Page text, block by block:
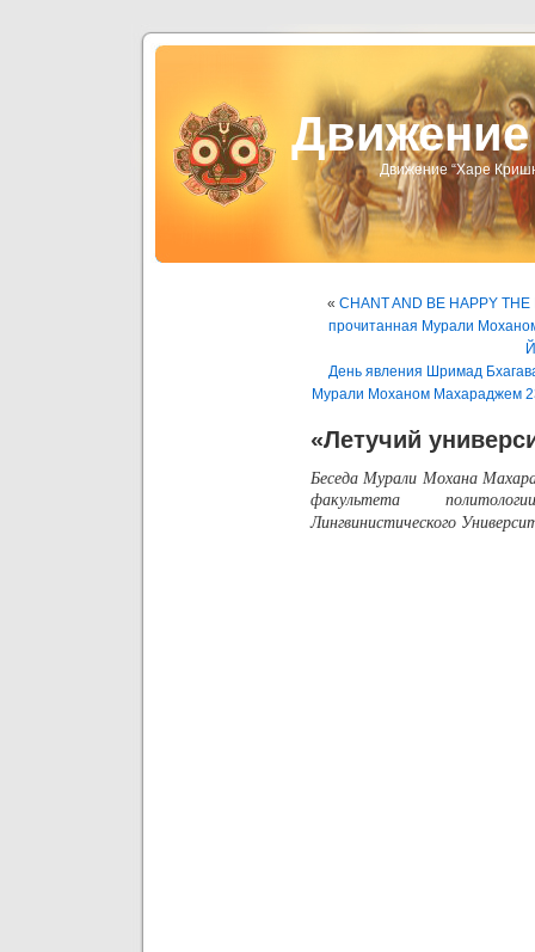
Движение “Харе
« CHANT AND BE HAPPY
прочитанная Мурали
День явления Шримад
Мурали Моханом Махараджем
«Летучий
Беседа Мурали Мохана
факультета
Лингвинистического